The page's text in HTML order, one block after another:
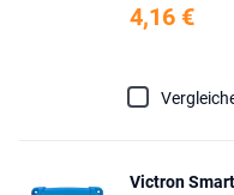
4,16 €
Victron